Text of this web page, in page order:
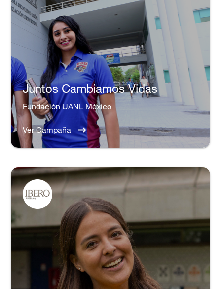
Juntos Cambiamos Vidas
Fundación UANL México
Ver Campaña